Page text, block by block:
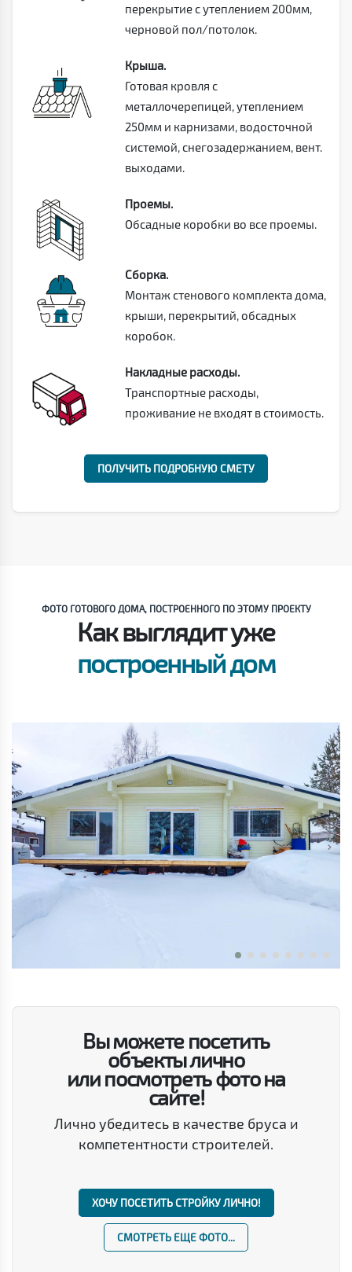
перекрытие с утеплением 200мм,
черновой пол/потолок.
Крыша.
Готовая кровля с
металлочерепицей, утеплением
250мм и карнизами, водосточной
системой, снегозадержанием, вент.
выходами.
Проемы.
Обсадные коробки во все проемы.
Сборка.
Монтаж стенового комплекта дома,
крыши, перекрытий, обсадных
коробок.
Накладные расходы.
Транспортные расходы,
проживание не входят в стоимость.
ПОЛУЧИТЬ ПОДРОБНУЮ СМЕТУ
ФОТО ГОТОВОГО ДОМА, ПОСТРОЕННОГО ПО ЭТОМУ ПРОЕКТУ
Как выглядит уже
построенный дом
Вы можете посетить
объекты лично
или посмотреть фото на
сайте!
Лично убедитесь в качестве бруса и
компетентности строителей.
ХОЧУ ПОСЕТИТЬ СТРОЙКУ ЛИЧНО!
СМОТРЕТЬ ЕЩЕ ФОТО...